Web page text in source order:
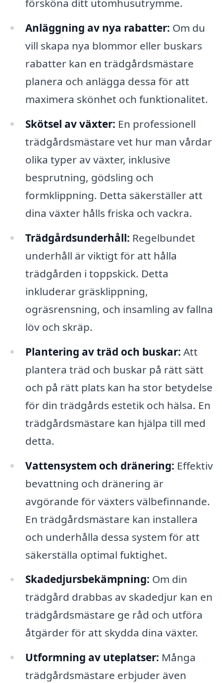
försköna ditt utomhusutrymme.
Anläggning av nya rabatter: Om du
vill skapa nya blommor eller buskars
rabatter kan en trädgårdsmästare
planera och anlägga dessa för att
maximera skönhet och funktionalitet.
Skötsel av växter: En professionell
trädgårdsmästare vet hur man vårdar
olika typer av växter, inklusive
besprutning, gödsling och
formklippning. Detta säkerställer att
dina växter hålls friska och vackra.
Trädgårdsunderhåll: Regelbundet
underhåll är viktigt för att hålla
trädgården i toppskick. Detta
inkluderar gräsklippning,
ogräsrensning, och insamling av fallna
löv och skräp.
Plantering av träd och buskar: Att
plantera träd och buskar på rätt sätt
och på rätt plats kan ha stor betydelse
för din trädgårds estetik och hälsa. En
trädgårdsmästare kan hjälpa till med
detta.
Vattensystem och dränering: Effektiv
bevattning och dränering är
avgörande för växters välbefinnande.
En trädgårdsmästare kan installera
och underhålla dessa system för att
säkerställa optimal fuktighet.
Skadedjursbekämpning: Om din
trädgård drabbas av skadedjur kan en
trädgårdsmästare ge råd och utföra
åtgärder för att skydda dina växter.
Utformning av uteplatser: Många
trädgårdsmästare erbjuder även